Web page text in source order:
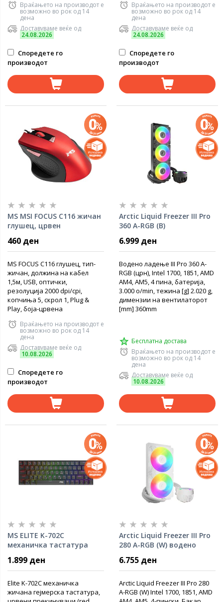
Враќањето на производот е
возможно во рок од 14
дена
Доставуваме веќе од
24.08.2026
Споредете го
производот
Враќањето на производот е
возможно во рок од 14
дена
Доставуваме веќе од
24.08.2026
Споредете го
производот
MS MSI FOCUS C116 жичан
глушец, црвен
460 ден
MS FOCUS C116 глушец, тип-
жичан, должина на кабел
1,5м, USB, оптички,
резолуција 2000 dpi/cpi,
копчиња 5, скрол 1, Plug &
Play, боја-црвена
Враќањето на производот е
возможно во рок од 14
дена
Доставуваме веќе од
10.08.2026
Споредете го
производот
Arctic Liquid Freezer III Pro
360 A-RGB (B)
6.999 ден
Водено ладење III Pro 360 A-
RGB (црн), Intel 1700, 1851, AMD
AM4, AM5, 4 пина, батерија,
3.000 o/min, тежина [g] 2.020 g,
димензии на вентилаторот
[mm] 360mm
Бесплатна достава
Враќањето на производот е
возможно во рок од 14
дена
Доставуваме веќе од
10.08.2026
MS ELITE K-702C
механичка тастатура
1.899 ден
Elite K-702C механичка
жичана гејмерска тастатура,
Arctic Liquid Freezer III Pro
280 A-RGB (W) водено
6.755 ден
Arctic Liquid Freezer III Pro 280
A-RGB (W) Intel 1700, 1851, AMD